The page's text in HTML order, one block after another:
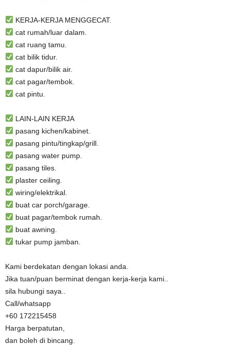
KERJA-KERJA MENGGECAT.
cat rumah/luar dalam.
cat ruang tamu.
cat bilik tidur.
cat dapur/bilik air.
cat pagar/tembok.
cat pintu.
LAIN-LAIN KERJA
pasang kichen/kabinet.
pasang pintu/tingkap/grill.
pasang water pump.
pasang tiles.
plaster ceiling.
wiring/elektrikal.
buat car porch/garage.
buat pagar/tembok rumah.
buat awning.
tukar pump jamban.
Kami berdekatan dengan lokasi anda.
Jika tuan/puan berminat dengan kerja-kerja kami..
sila hubungi saya..
Call/whatsapp
+60 172215458
Harga berpatutan,
dan boleh di bincang.